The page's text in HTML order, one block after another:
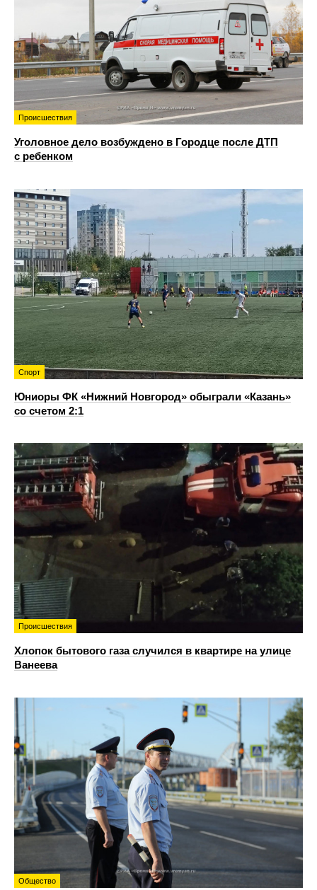
Происшествия
Уголовное дело возбуждено в Городце после ДТП
с ребенком
Спорт
Юниоры ФК «Нижний Новгород» обыграли «Казань»
со счетом 2:1
Происшествия
Хлопок бытового газа случился в квартире на улице
Ванеева
Общество